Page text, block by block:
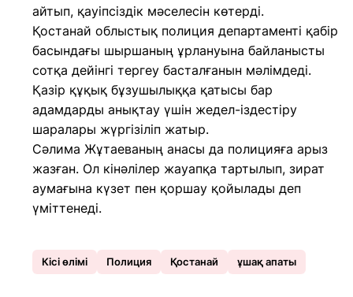
айтып, қауіпсіздік мәселесін көтерді.
Қостанай облыстық полиция департаменті қабір
басындағы шыршаның ұрлануына байланысты
сотқа дейінгі тергеу басталғанын мәлімдеді.
Қазір құқық бұзушылыққа қатысы бар
адамдарды анықтау үшін жедел-іздестіру
шаралары жүргізіліп жатыр.
Сәлима Жұтаеваның анасы да полицияға арыз
жазған. Ол кінәлілер жауапқа тартылып, зират
аумағына күзет пен қоршау қойылады деп
үміттенеді.
Кісі өлімі Полиция Қостанай ұшақ апаты